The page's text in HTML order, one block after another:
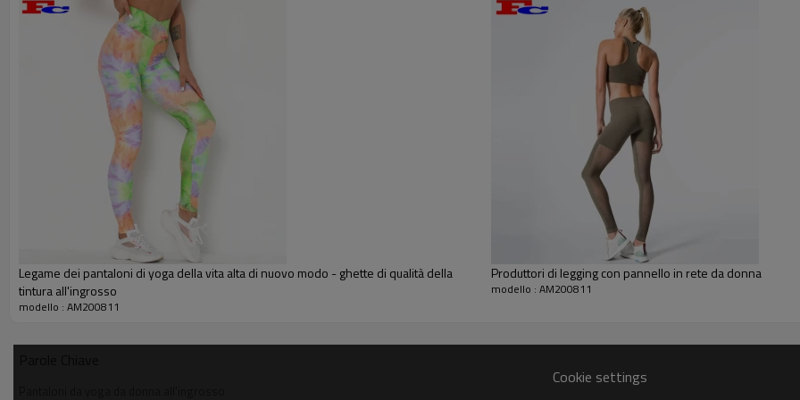
l'addome da lesioni
elasticità e morbidezza.
Pantaloni da yoga da
Legame dei pantaloni di yoga della vita alta di nuovo modo - ghette di qualità della
tintura all'ingrosso
modello : AM200811
Produttori di legging con pannello in rete da donna
modello : AM200811
Cookie settings